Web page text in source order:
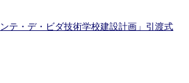
テ・デ・ビダ技術学校建設計画」引渡式